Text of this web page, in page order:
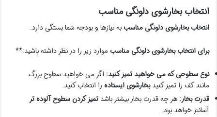
انتخاب بخارشوی دلونگی مناسب
انتخاب بخارشوی دلونگی مناسببه نیازها و بودجه شما بستگی دارد.
برای انتخاب بخارشوی دلونگی مناسب موارد زیر را در نظر داشته باشید:**
نوع سطوحی که می خواهید تمیز کنید: اگر می خواهید سطوح بزرگ
مانند کف را تمیز کنیدبخارشوی ایستاده را انتخاب کنید.
قدرت بخار: هر چه قدرت بخار بیشتر باشدتمیز کردن سطوح آلوده تر
آسانتر خواهد بود.